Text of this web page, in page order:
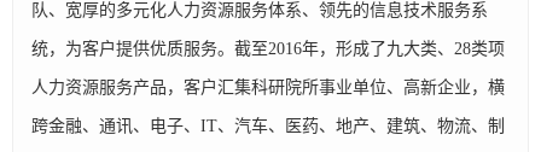
队、宽厚的多元化人力资源服务体系、领先的信息技术服务系
统，为客户提供优质服务。截至2016年，形成了九大类、28类项
人力资源服务产品，客户汇集科研院所事业单位、高新企业，横
跨金融、通讯、电子、IT、汽车、医药、地产、建筑、物流、制